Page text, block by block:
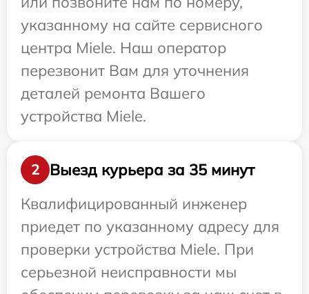
указанному на сайте сервисного
центра Miele. Наш оператор
перезвонит Вам для уточнения
деталей ремонта Вашего
устройства Miele.
2
Выезд курьера за 35 минут
Квалифицированный инженер
приедет по указанному адресу для
проверки устройства Miele. При
серьезной неисправности мы